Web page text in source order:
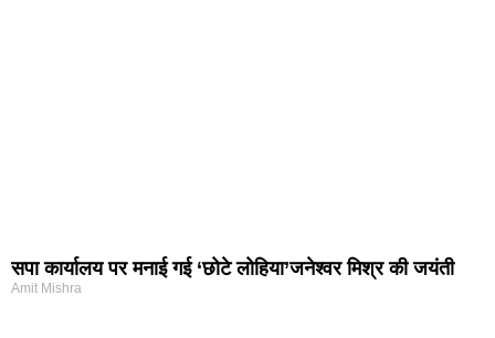
सपा कार्यालय पर मनाई गई ‘छोटे लोहिया’जनेश्वर मिश्र की जयंती
Amit Mishra